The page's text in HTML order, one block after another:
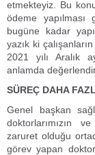
etmekteyiz. Bu
ödeme yapılması
bugüne kadar
yazık ki
2021 yılı Aralık
anlamda
SÜREÇ DAHA
Genel başkan
doktorlarımızın
zaruret olduğu
görev yapan